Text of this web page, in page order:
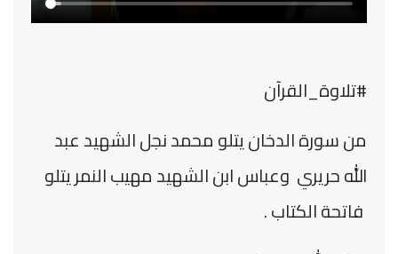
#تلاوة_القرآن
من سورة الدخان يتلو محمد نجل الشهيد عبد
الله حريري وعباس ابن الشهيد مهيب النمر يتلو
فاتحة الكتاب .